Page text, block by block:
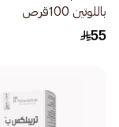
باللوتين 100قرص
55